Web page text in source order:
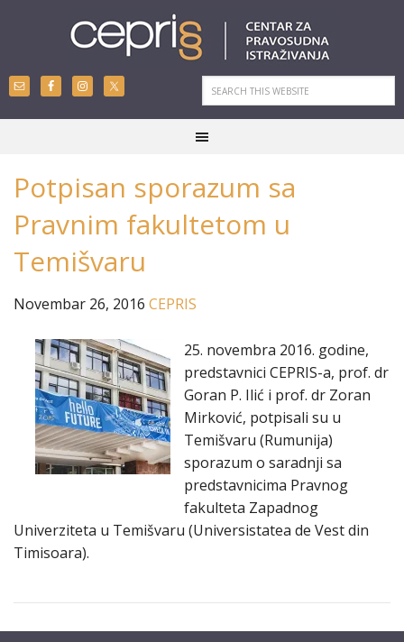
Potpisan sporazum sa
Pravnim fakultetom u
Temišvaru
Novembar 26, 2016 CEPRIS
25. novembra 2016. godine,
predstavnici CEPRIS-a, prof. dr
Goran P. Ilić i prof. dr Zoran
Mirković, potpisali su u
Temišvaru (Rumunija)
sporazum o saradnji sa
predstavnicima Pravnog
fakulteta Zapadnog
Univerziteta u Temišvaru (Universistatea de Vest din
Timisoara).